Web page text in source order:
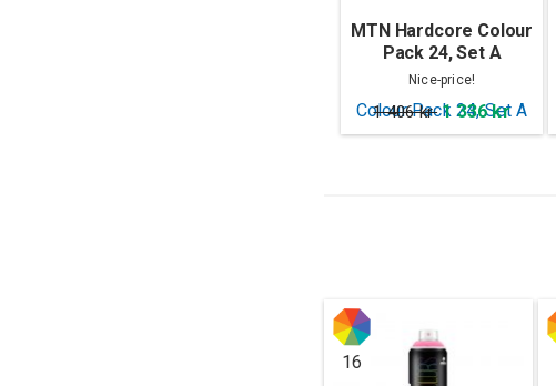
MTN Hardcore Colour
Pack 24, Set A
Nice-price!
1 406 kr 1 336 kr
16